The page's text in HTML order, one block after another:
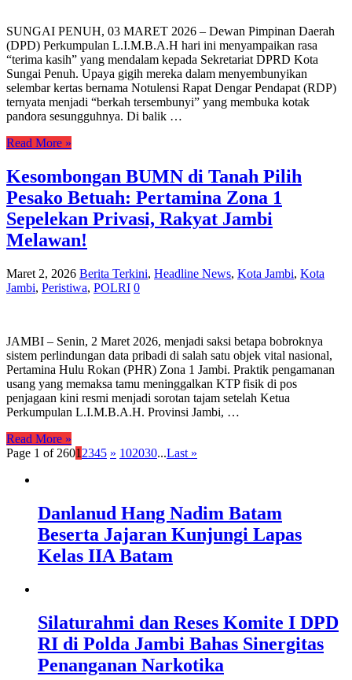
SUNGAI PENUH, 03 MARET 2026 – Dewan Pimpinan Daerah
(DPD) Perkumpulan L.I.M.B.A.H hari ini menyampaikan rasa
“terima kasih” yang mendalam kepada Sekretariat DPRD Kota
Sungai Penuh. Upaya gigih mereka dalam menyembunyikan
selembar kertas bernama Notulensi Rapat Dengar Pendapat (RDP)
ternyata menjadi “berkah tersembunyi” yang membuka kotak
pandora sesungguhnya. Di balik …
Read More »
Kesombongan BUMN di Tanah Pilih
Pesako Betuah: Pertamina Zona 1
Sepelekan Privasi, Rakyat Jambi
Melawan!
Maret 2, 2026 Berita Terkini, Headline News, Kota Jambi, Kota
Jambi, Peristiwa, POLRI 0
JAMBI – Senin, 2 Maret 2026, menjadi saksi betapa bobroknya
sistem perlindungan data pribadi di salah satu objek vital nasional,
Pertamina Hulu Rokan (PHR) Zona 1 Jambi. Praktik pengamanan
usang yang memaksa tamu meninggalkan KTP fisik di pos
penjagaan kini resmi menjadi sorotan tajam setelah Ketua
Perkumpulan L.I.M.B.A.H. Provinsi Jambi, …
Read More »
Page 1 of 2601 2345 » 102030...Last »
Danlanud Hang Nadim Batam
Beserta Jajaran Kunjungi Lapas
Kelas IIA Batam
Silaturahmi dan Reses Komite I DPD
RI di Polda Jambi Bahas Sinergitas
Penanganan Narkotika